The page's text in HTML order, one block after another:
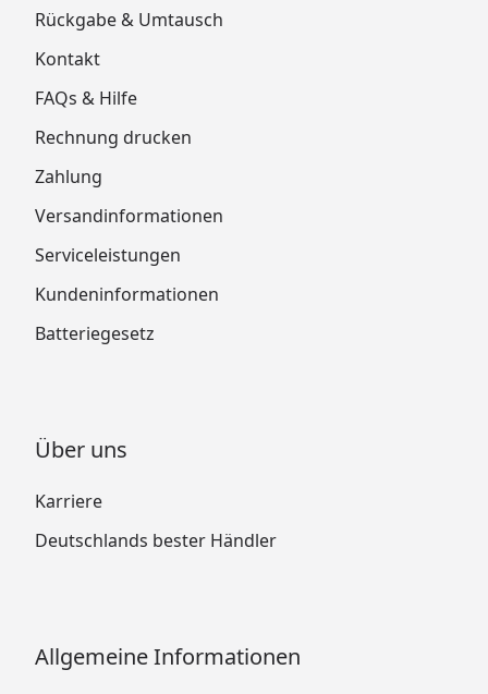
Rückgabe & Umtausch
Kontakt
FAQs & Hilfe
Rechnung drucken
Zahlung
Versandinformationen
Serviceleistungen
Kundeninformationen
Batteriegesetz
Über uns
Karriere
Deutschlands bester Händler
Allgemeine Informationen